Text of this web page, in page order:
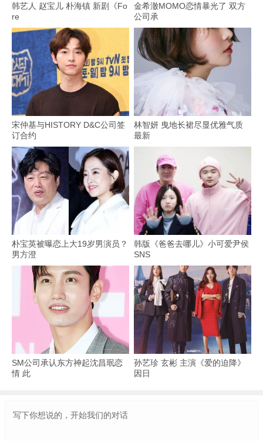
韩艺人 赵宝儿 朴海镇 新剧《Fo
re
金希澈MOMO恋情暴光了 双方
公司承
宋仲基与HISTORY D&C公司签
订合约
林智妍 曳地长裙尽显优雅气质
最新
朴宝英被曝恋上大19岁男演员？
男方澄
韩版《爸爸去哪儿》小可爱尹侯
SNS
SM公司承认东方神起沈昌珉恋
情 此
孙艺珍 玄彬 主演《爱的迫降》
因日